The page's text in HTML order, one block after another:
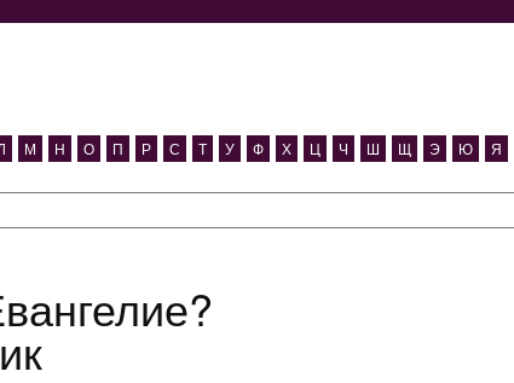
М Н О П Р С Т У Ф Х Ц Ч Ш Щ Э Ю Я